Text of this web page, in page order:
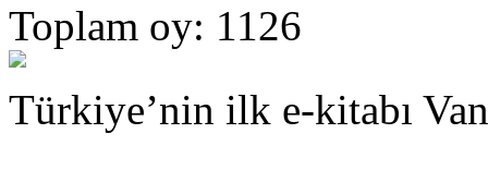
Toplam oy: 1126
Türkiye’nin ilk e-kitabı